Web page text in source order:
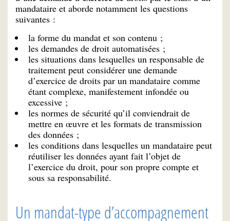
mandataire et aborde notamment les questions
suivantes :
la forme du mandat et son contenu ;
les demandes de droit automatisées ;
les situations dans lesquelles un responsable de
traitement peut considérer une demande
d’exercice de droits par un mandataire comme
étant complexe, manifestement infondée ou
excessive ;
les normes de sécurité qu’il conviendrait de
mettre en œuvre et les formats de transmission
des données ;
les conditions dans lesquelles un mandataire peut
réutiliser les données ayant fait l’objet de
l’exercice du droit, pour son propre compte et
sous sa responsabilité.
Un mandat-type d’accompagnement